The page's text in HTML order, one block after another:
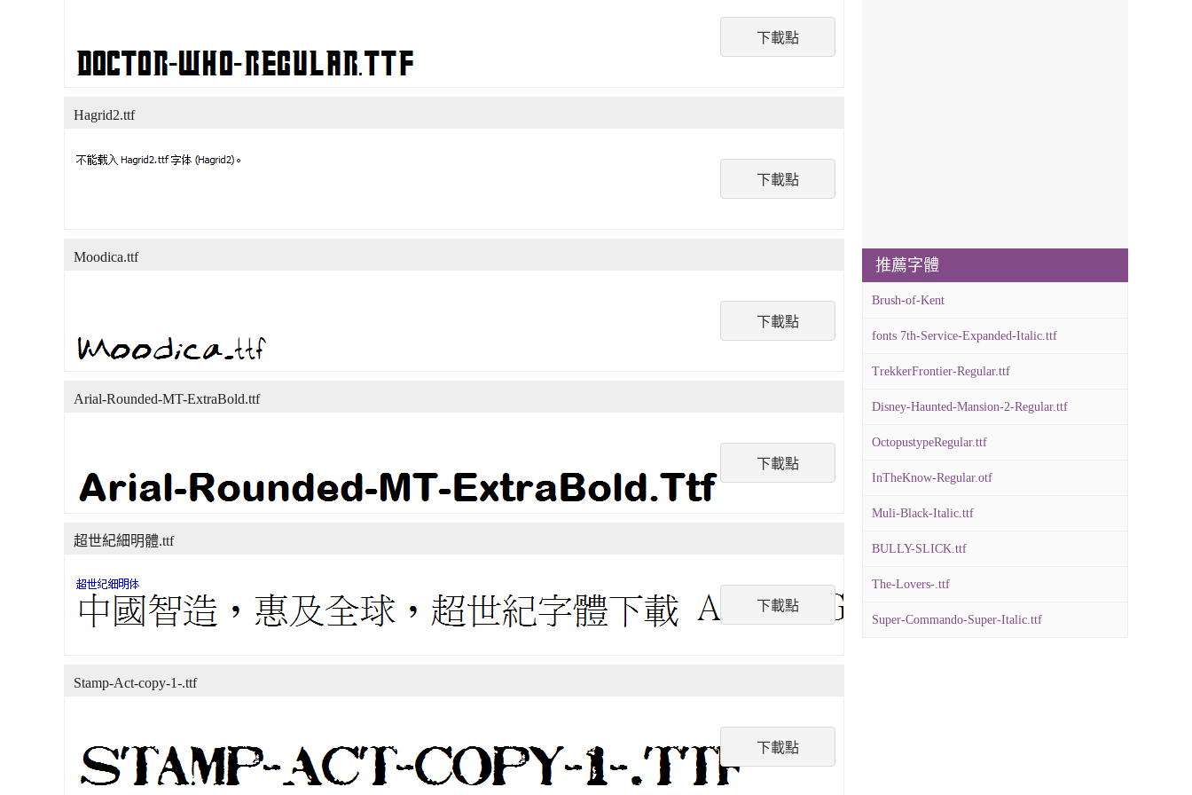
下載點
下載點
Hagrid2.ttf
下載點
Moodica.ttf
下載點
Arial-Rounded-MT-ExtraBold.ttf
下載點
超世紀細明體.ttf
下載點
Stamp-Act-copy-1-.ttf
推薦字體
Brush-of-Kent
fonts 7th-Service-Expanded-Italic.ttf
TrekkerFrontier-Regular.ttf
Disney-Haunted-Mansion-2-Regular.ttf
OctopustypeRegular.ttf
InTheKnow-Regular.otf
Muli-Black-Italic.ttf
BULLY-SLICK.ttf
The-Lovers-.ttf
Super-Commando-Super-Italic.ttf